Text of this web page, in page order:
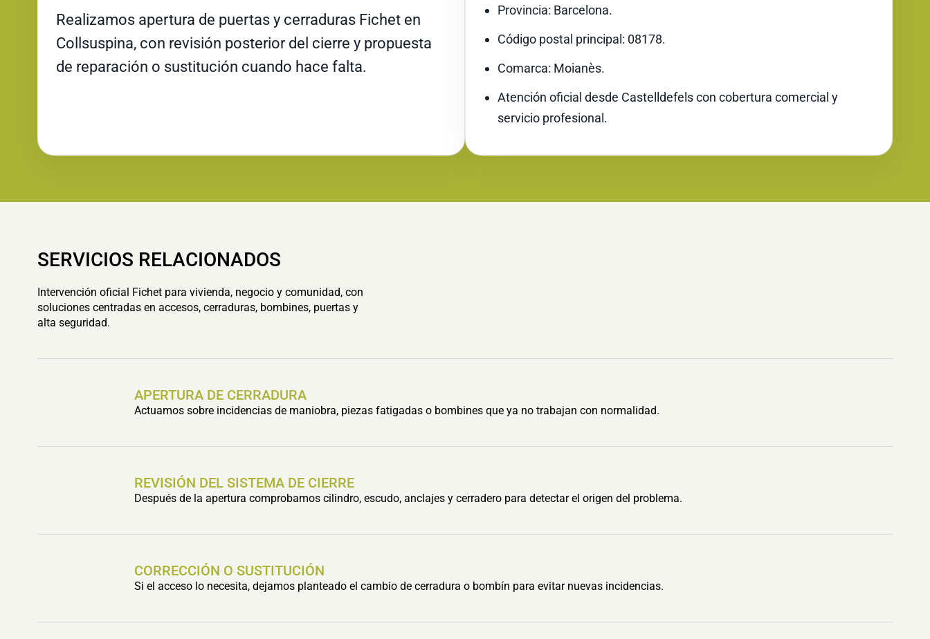
Realizamos apertura de puertas y cerraduras Fichet en
Collsuspina, con revisión posterior del cierre y propuesta
de reparación o sustitución cuando hace falta.
Provincia: Barcelona.
Código postal principal: 08178.
Comarca: Moianès.
Atención oficial desde Castelldefels con cobertura comercial y
servicio profesional.
SERVICIOS RELACIONADOS
Intervención oficial Fichet para vivienda, negocio y comunidad, con
soluciones centradas en accesos, cerraduras, bombines, puertas y
alta seguridad.
APERTURA DE CERRADURA
Actuamos sobre incidencias de maniobra, piezas fatigadas o bombines que ya no trabajan con normalidad.
REVISIÓN DEL SISTEMA DE CIERRE
Después de la apertura comprobamos cilindro, escudo, anclajes y cerradero para detectar el origen del problema.
CORRECCIÓN O SUSTITUCIÓN
Si el acceso lo necesita, dejamos planteado el cambio de cerradura o bombín para evitar nuevas incidencias.